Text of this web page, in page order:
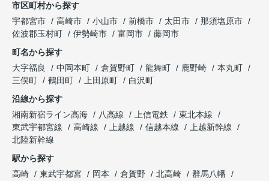
市区町村から探す
宇都宮市
高崎市 小山市 前橋市 太田市
那須塩原市
佐波郡玉村町
伊勢崎市 富岡市
藤岡市
町名から探す
大字福良
中岡本町 倉賀野町 龍舞町 鹿野崎
本丸町
三俣町
鶴田町 上田原町
白沢町
沿線から探す
湘南新宿ライン高海
八高線 上信電鉄
東北本線
東武宇都宮線
高崎線 上越線 信越本線
上越新幹線
北陸新幹線
駅から探す
高崎
東武宇都宮 岡本 倉賀野 北高崎
群馬八幡